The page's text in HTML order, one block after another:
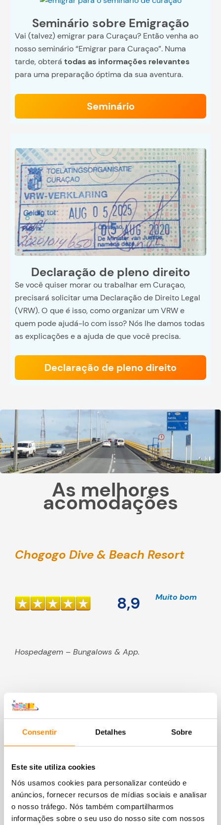
Consentir Detalhes Sobre
Este site utiliza cookies
Nós usamos cookies para personalizar conteúdo e
anúncios, fornecer recursos de mídias sociais e analisar
o nosso tráfego. Nós também compartilharmos
informações sobre o seu uso do nosso site com nossos
Seminário sobre Emigração
Vai (talvez) emigrar para Curaçau? Então venha ao
nosso seminário “Emigrar para Curaçao”. Numa
tarde, obterá todas as informações relevantes
para uma preparação óptima da sua aventura.
Seminário
Declaração de pleno direito
Se você quiser morar ou trabalhar em Curaçao,
precisará solicitar uma Declaração de Direito Legal
(VRW). O que é isso, como organizar um VRW e
quem pode ajudá-lo com isso? Nós lhe damos todas
as explicações e a ajuda de que você precisa.
Declaração de pleno direito
As melhores
acomodações
Chogogo Dive & Beach Resort
8,9 Muito bom
Hospedagem – Bungalows & App.